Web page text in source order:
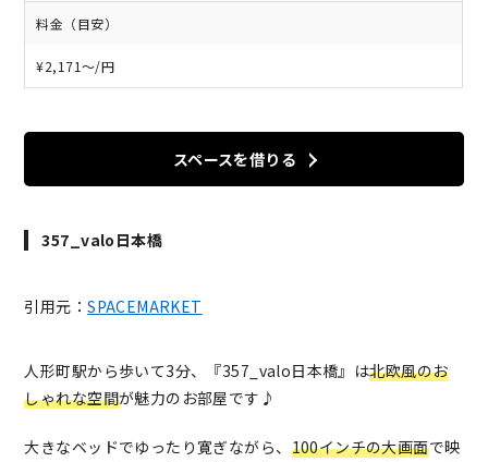
料金（目安）
¥2,171〜/円
スペースを借りる
357_valo日本橋
引用元：SPACEMARKET
人形町駅から歩いて3分、『357_valo日本橋』は北欧風のお
しゃれな空間が魅力のお部屋です♪
大きなベッドでゆったり寛ぎながら、 100インチの大画面で映